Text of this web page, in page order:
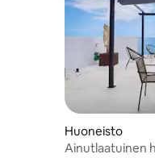
Huoneisto
Ainutlaatuinen